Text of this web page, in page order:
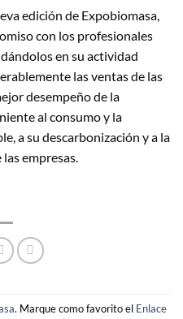
edición de Expobiomasa,
con los profesionales
en su actividad
las ventas de las
desempeño de la
al consumo y la
a su descarbonización y a la
empresas.
. Marque como favorito el Enlace